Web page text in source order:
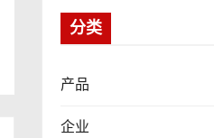
分类
产品
企业